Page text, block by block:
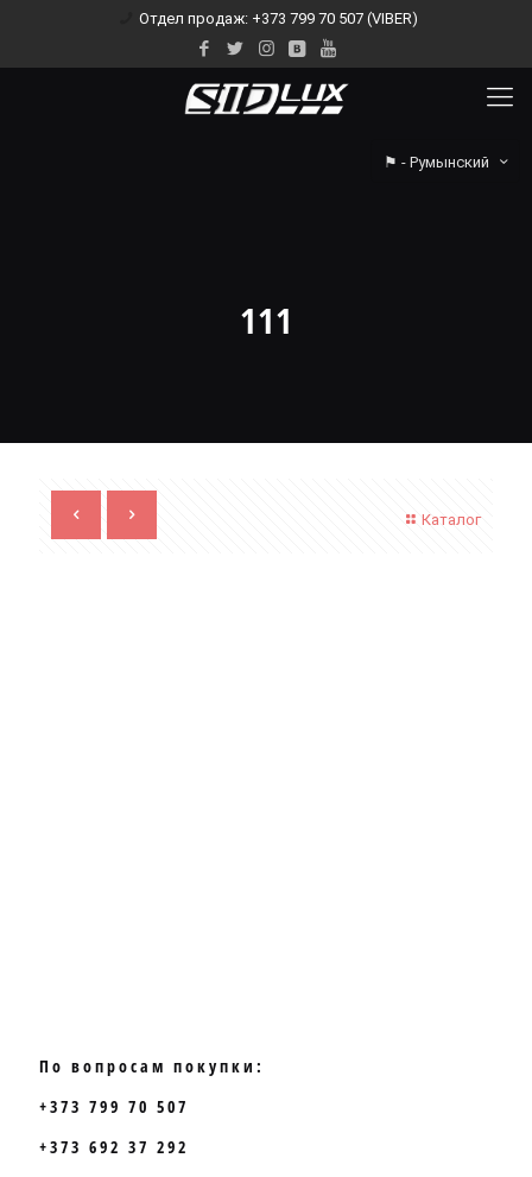
Отдел продаж: +373 799 70 507 (VIBER)
⚑ - Румынский
111
Каталог
По вопросам покупки:
+373 799 70 507
+373 692 37 292